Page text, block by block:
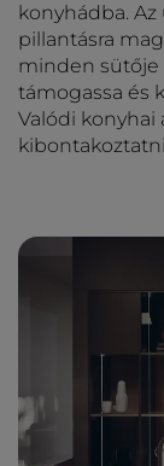
konyhádba.
pillantásra
minden sütője
támogassa és
Valódi konyhai